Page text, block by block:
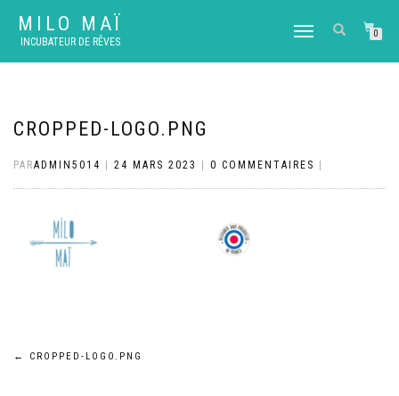
MILO MAÏ
INCUBATEUR DE RÊVES
DÉPLIER
NAVIGATION
0
CROPPED-LOGO.PNG
PARADMIN5014 24 MARS 2023 0 COMMENTAIRES
Navigation
← CROPPED-LOGO.PNG